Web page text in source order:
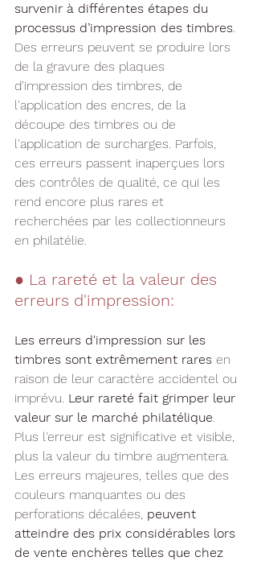
survenir à différentes étapes du
processus d’impression des timbres.
Des erreurs peuvent se produire lors
de la gravure des plaques
d'impression des timbres, de
l'application des encres, de la
découpe des timbres ou de
l'application de surcharges. Parfois,
ces erreurs passent inaperçues lors
des contrôles de qualité, ce qui les
rend encore plus rares et
recherchées par les collectionneurs
en philatélie.
● La rareté et la valeur des
erreurs d'impression:
Les erreurs d'impression sur les
timbres sont extrêmement rares en
raison de leur caractère accidentel ou
imprévu. Leur rareté fait grimper leur
valeur sur le marché philatélique.
Plus l'erreur est significative et visible,
plus la valeur du timbre augmentera.
Les erreurs majeures, telles que des
couleurs manquantes ou des
perforations décalées, peuvent
atteindre des prix considérables lors
de vente enchères telles que chez